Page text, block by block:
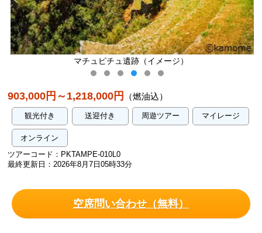
マチュピチュ遺跡（イメージ）
903,000円～1,218,000円 （燃油込）
観光付き 送迎付き 周遊ツアー マイレージ
オンライン
ツアーコード：PKTAMPE-010L0
最終更新日：2026年8月7日05時33分
空席問い合わせ（無料）